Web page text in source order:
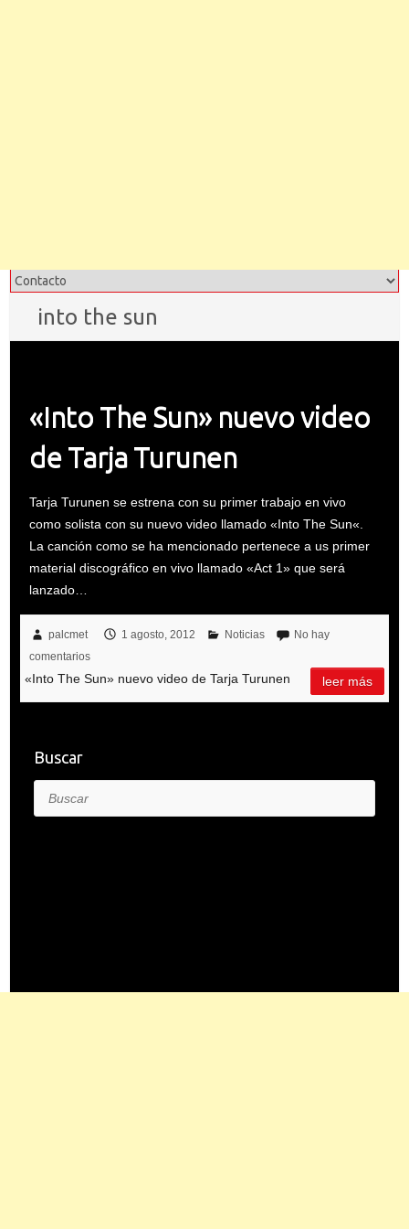
into the sun
«Into The Sun» nuevo video
de Tarja Turunen
Tarja Turunen se estrena con su primer trabajo en vivo
como solista con su nuevo video llamado «Into The Sun«.
La canción como se ha mencionado pertenece a us primer
material discográfico en vivo llamado «Act 1» que será
lanzado…
palcmet 1 agosto, 2012 Noticias
No hay
comentarios
«Into The Sun» nuevo video de Tarja Turunen leer más
Buscar
Buscar